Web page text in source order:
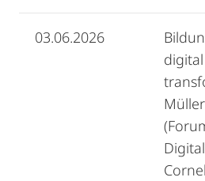
03.06.2026